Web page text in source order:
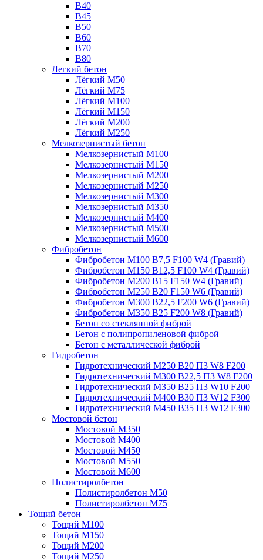
B40
В45
B50
B60
B70
B80
Легкий бетон
Лёгкий М50
Лёгкий М75
Лёгкий М100
Лёгкий М150
Лёгкий М200
Лёгкий М250
Мелкозернистый бетон
Мелкозернистый М100
Мелкозернистый М150
Мелкозернистый М200
Мелкозернистый М250
Мелкозернистый М300
Мелкозернистый М350
Мелкозернистый М400
Мелкозернистый М500
Мелкозернистый М600
Фибробетон
Фибробетон М100 B7,5 F100 W4 (Гравий)
Фибробетон М150 B12,5 F100 W4 (Гравий)
Фибробетон М200 B15 F150 W4 (Гравий)
Фибробетон М250 B20 F150 W6 (Гравий)
Фибробетон М300 B22,5 F200 W6 (Гравий)
Фибробетон М350 B25 F200 W8 (Гравий)
Бетон со стеклянной фиброй
Бетон с полипропиленовой фиброй
Бетон с металлической фиброй
Гидробетон
Гидротехнический М250 B20 П3 W8 F200
Гидротехнический М300 B22,5 П3 W8 F200
Гидротехнический М350 B25 П3 W10 F200
Гидротехнический М400 B30 П3 W12 F300
Гидротехнический М450 B35 П3 W12 F300
Мостовой бетон
Мостовой М350
Мостовой М400
Мостовой М450
Мостовой М550
Мостовой М600
Полистиролбетон
Полистиролбетон М50
Полистиролбетон М75
Тощий бетон
Тощий М100
Тощий М150
Тощий М200
Тощий М250